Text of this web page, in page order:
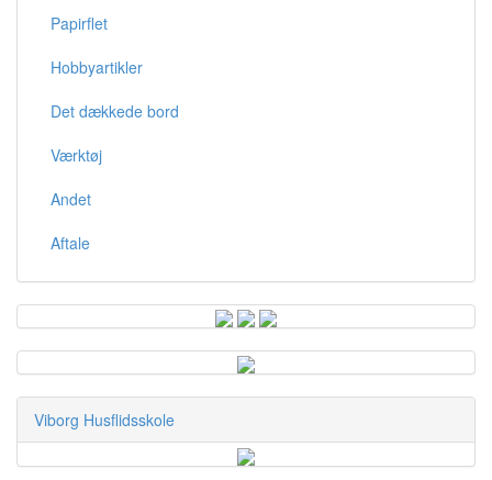
Papirflet
Hobbyartikler
Det dækkede bord
Værktøj
Andet
Aftale
Viborg Husflidsskole